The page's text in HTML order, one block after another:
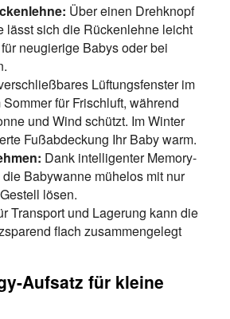
Über einen Drehknopf
lässt sich die Rückenlehne leicht
neugierige Babys oder bei
Lüftungsfenster im
für Frischluft, während
und Wind schützt. Im Winter
Fußabdeckung Ihr Baby warm.
Dank intelligenter Memory-
Babywanne mühelos mit nur
lösen.
Transport und Lagerung kann die
flach zusammengelegt
Aufsatz für kleine